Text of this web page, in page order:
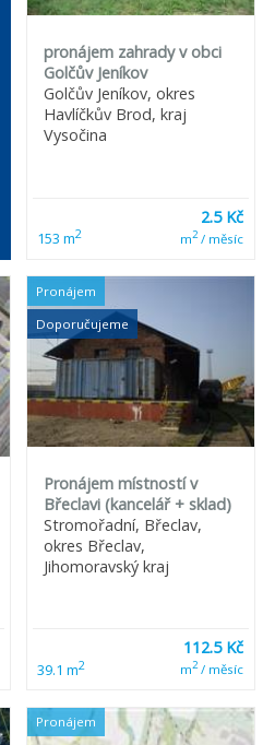
pronájem zahrady v obci
Golčův Jeníkov
Golčův Jeníkov, okres
Havlíčkův Brod, kraj
Vysočina
153 m2
2.5 Kč
m2/ měsíc
Pronájem
Doporučujeme
Pronájem místností v
Břeclavi (kancelář + sklad)
Stromořadní, Břeclav,
okres Břeclav,
Jihomoravský kraj
39.1 m2
112.5 Kč
m2/ měsíc
Pronájem